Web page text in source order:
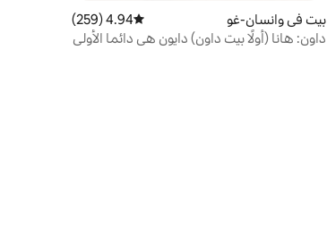
بيت في وانسان-غو متوسط التقييم 4.94 من 5، 259 مراجعات
4.94 (259)
داون: هانا (أولًا بيت داون) دايون هي دائما الأولى